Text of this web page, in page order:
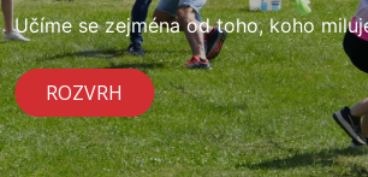
Učíme se zejména od toho, koho
ROZVRH